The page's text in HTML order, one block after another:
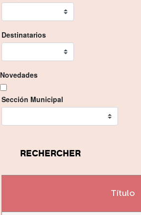
Destinatarios
Novedades
Sección Municipal
RECHERCHER
Título